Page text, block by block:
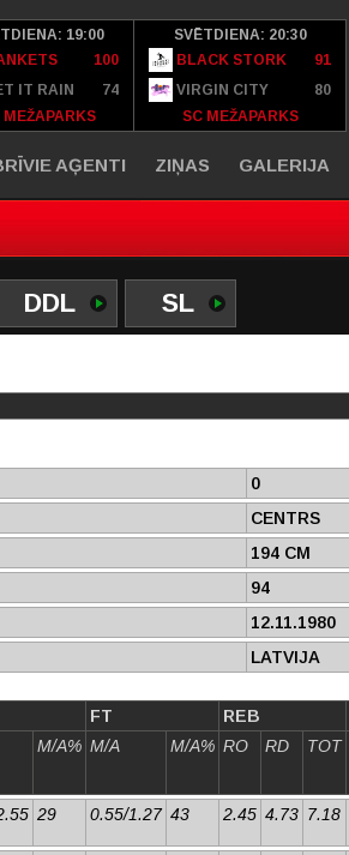
19:00
100
IT RAIN
74
MEŽAPARKS
SVĒTDIENA: 20:30
BLACK STORK
91
VIRGIN CITY
80
SC MEŽAPARKS
AĢENTI ZIŅAS GALERIJA
DDL SL
0
CENTRS
194 CM
94
12.11.1980
LATVIJA
FT REB
M/A% M/A M/A% RO RD TOT
29 0.55/1.27 43 2.45 4.73 7.18